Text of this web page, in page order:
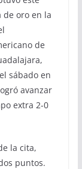
de oro en la
de
sábado en
avanzar
extra 2-0
la cita,
puntos.